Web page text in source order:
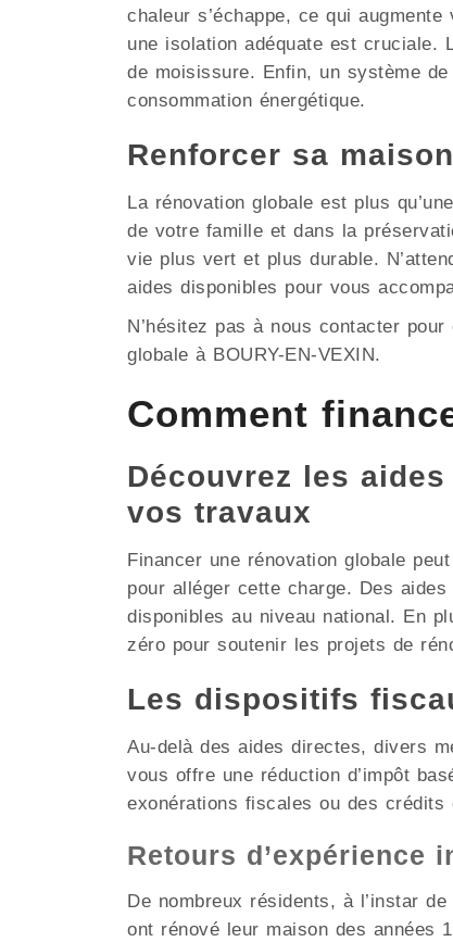
chaleur s’échappe, ce qui
une isolation adéquate est cruciale.
de moisissure. Enfin, un système
consommation énergétique.
Renforcer sa
La rénovation globale est plus
de votre famille et dans la
vie plus vert et plus durable.
aides disponibles pour vous
N’hésitez pas à nous contacter
globale à BOURY-EN-VEXIN.
Comment
Découvrez les
vos travaux
Financer une rénovation globale
pour alléger cette charge. Des
disponibles au niveau national. En
zéro pour soutenir les projets de
Les dispositifs
Au-delà des aides directes, divers
vous offre une réduction d’impôt
exonérations fiscales ou des crédits
Retours d’expérience
De nombreux résidents, à l’instar
ont rénové leur maison des années